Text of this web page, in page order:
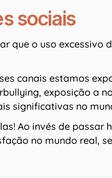
sociais
que o uso excessivo
canais estamos
exposição a
significativas no
Ao invés de passar
no mundo real,